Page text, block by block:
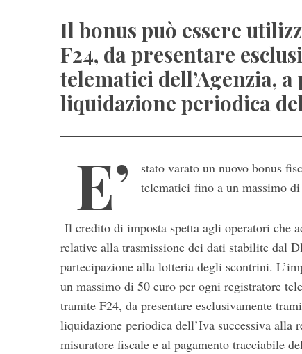
Il bonus può essere
F24, da presentare
telematici dell’Agenzia,
liquidazione periodica
E’ stato varato un nuovo bonus
telematici fino a un massimo
Il credito di imposta spetta agli operatori che
relative alla trasmissione dei dati stabilite dal
partecipazione alla lotteria degli scontrini.
un massimo di 50 euro per ogni registratore
tramite F24, da presentare esclusivamente
liquidazione periodica dell’Iva successiva alla
misuratore fiscale e al pagamento tracciabile
S
e
a
r
c
h